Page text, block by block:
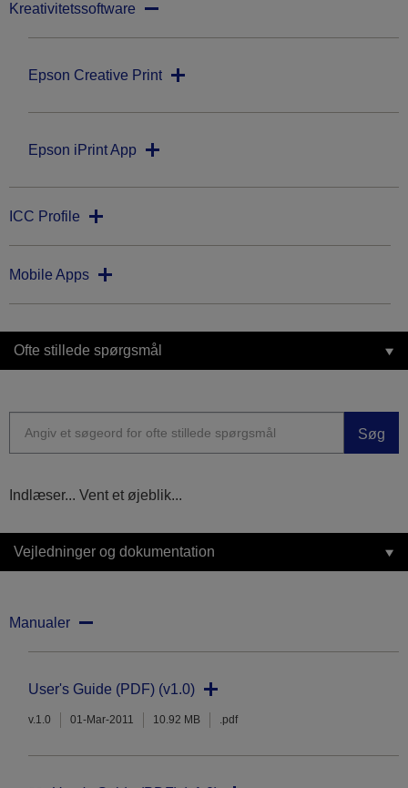
Kreativitetssoftware
Epson Creative Print
Epson iPrint App
ICC Profile
Mobile Apps
Ofte stillede spørgsmål
Søg
Indlæser... Vent et øjeblik...
Vejledninger og dokumentation
Manualer
User's Guide (PDF) (v1.0)
v.1.0 01-Mar-2011 10.92 MB .pdf